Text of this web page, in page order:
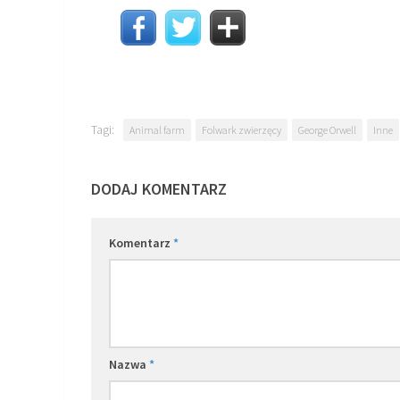
Tagi: Animal farm Folwark zwierzęcy George Orwell Inne
DODAJ KOMENTARZ
Komentarz *
Nazwa *